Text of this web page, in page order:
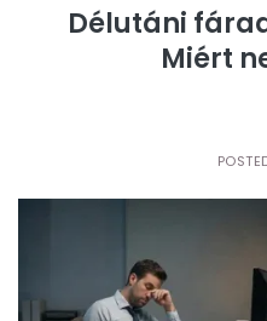
Délutáni
Miért